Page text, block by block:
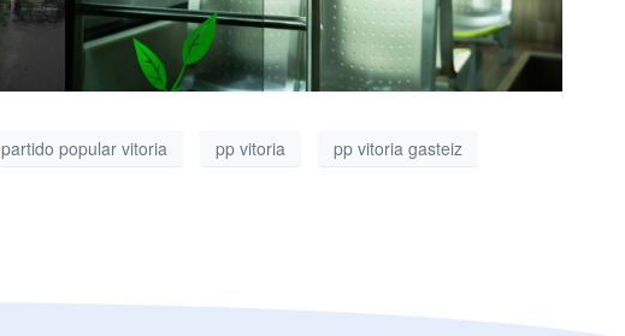
partido popular vitoria pp vitoria
pp vitoria gasteiz